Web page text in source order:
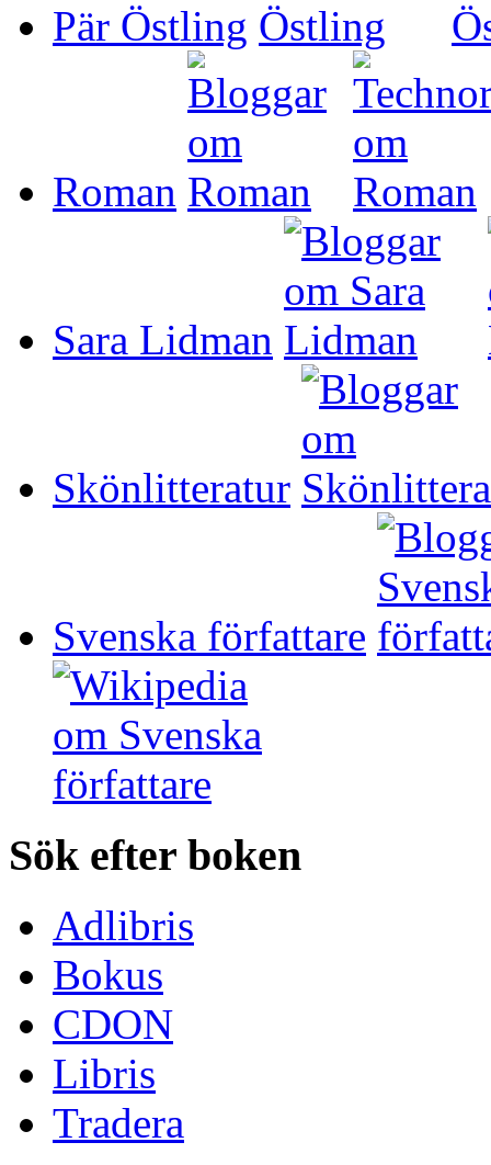
Pär Östling
Roman
Sara Lidman
Skönlitteratur
Svenska författare
Sök efter boken
Adlibris
Bokus
CDON
Libris
Tradera